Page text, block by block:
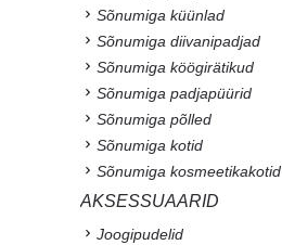
Sõnumiga küünlad
Sõnumiga diivanipadjad
Sõnumiga köögirätikud
Sõnumiga padjapüürid
Sõnumiga põlled
Sõnumiga kotid
Sõnumiga kosmeetikakotid
AKSESSUAARID
Joogipudelid